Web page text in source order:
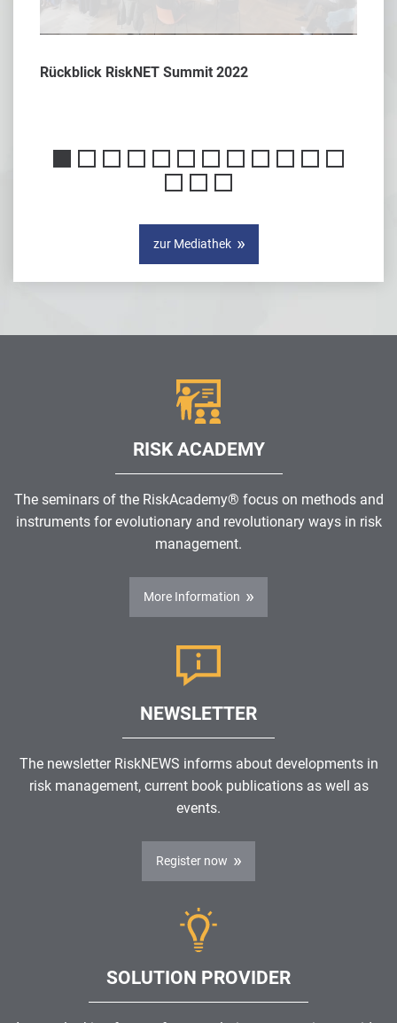
Rückblick RiskNET Summit 2022
zur Mediathek
RISK ACADEMY
The seminars of the RiskAcademy® focus on methods and
instruments for evolutionary and revolutionary ways in risk
management.
More Information
NEWSLETTER
The newsletter RiskNEWS informs about developments in
risk management, current book publications as well as
events.
Register now
SOLUTION PROVIDER